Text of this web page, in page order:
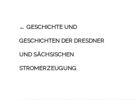
← GESCHICHTE UND
GESCHICHTEN DER DRESDNER
UND SÄCHSISCHEN
STROMERZEUGUNG